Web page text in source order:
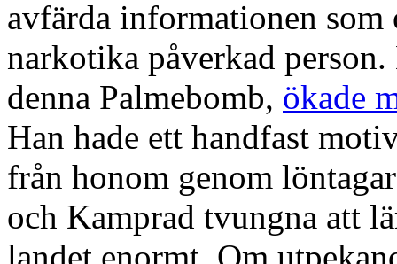
avfärda informationen som
narkotika påverkad
denna Palmebomb, ökade
Han hade ett handfast
från honom genom
och Kamprad tvungna att
landet enormt. Om